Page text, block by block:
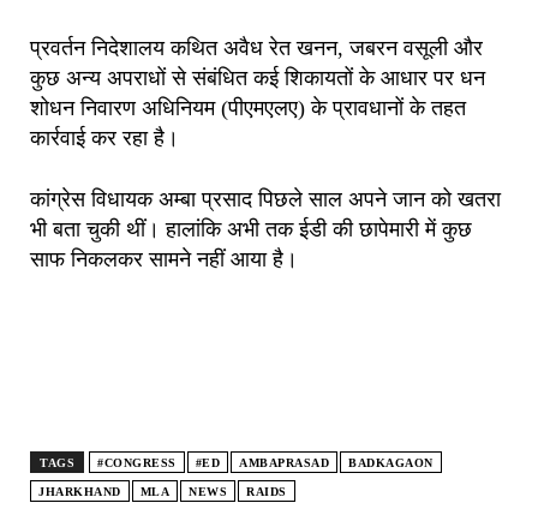
प्रवर्तन निदेशालय कथित अवैध रेत खनन, जबरन वसूली और
कुछ अन्य अपराधों से संबंधित कई शिकायतों के आधार पर धन
शोधन निवारण अधिनियम (पीएमएलए) के प्रावधानों के तहत
कार्रवाई कर रहा है।
कांग्रेस विधायक अम्बा प्रसाद पिछले साल अपने जान को खतरा
भी बता चुकी थीं। हालांकि अभी तक ईडी की छापेमारी में कुछ
साफ निकलकर सामने नहीं आया है।
TAGS #CONGRESS #ED AMBAPRASAD BADKAGAON
JHARKHAND MLA NEWS RAIDS